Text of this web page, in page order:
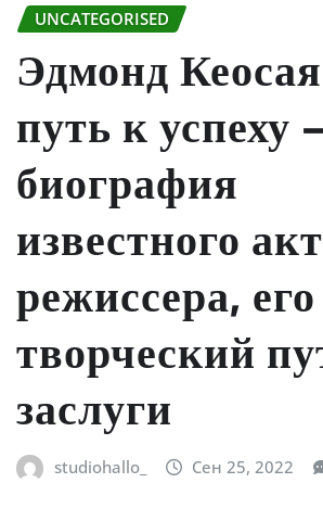
UNCATEGORISED
Эдмонд
путь к
биография
известного
режиссера, его
творческий
заслуги
studiohallo_ Сен 25, 2022